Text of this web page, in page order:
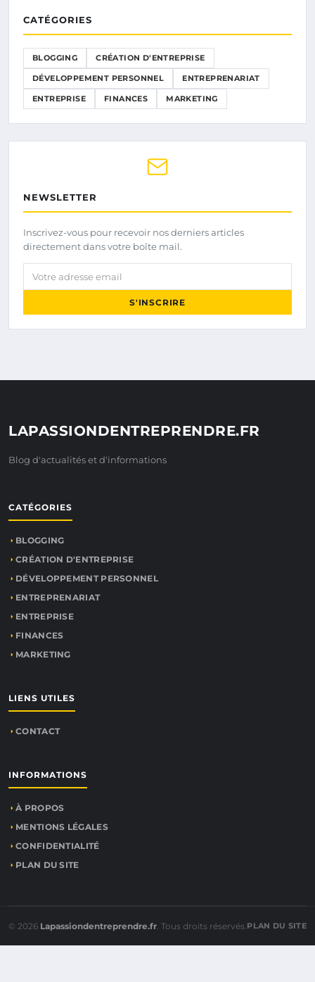
CATÉGORIES
BLOGGING CRÉATION D'ENTREPRISE
DÉVELOPPEMENT PERSONNEL ENTREPRENARIAT
ENTREPRISE FINANCES MARKETING
NEWSLETTER
Inscrivez-vous pour recevoir nos derniers articles
directement dans votre boîte mail.
Votre adresse email
S'INSCRIRE
LAPASSIONDENTREPRENDRE.FR
Blog d'actualités et d'informations
CATÉGORIES
BLOGGING
CRÉATION D'ENTREPRISE
DÉVELOPPEMENT PERSONNEL
ENTREPRENARIAT
ENTREPRISE
FINANCES
MARKETING
LIENS UTILES
CONTACT
INFORMATIONS
À PROPOS
MENTIONS LÉGALES
CONFIDENTIALITÉ
PLAN DU SITE
© 2026 Lapassiondentreprendre.fr. Tous droits réservés.PLAN DU SITE